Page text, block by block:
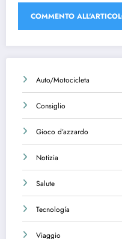
Auto/Motocicleta
Consiglio
Gioco d’azzardo
Notizia
Salute
Tecnología
Viaggio